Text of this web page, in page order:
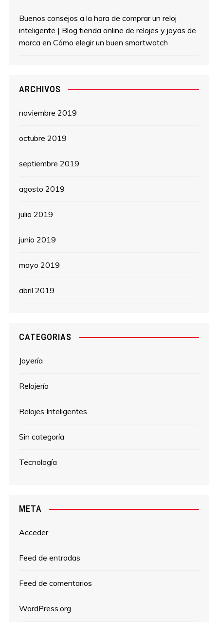
Buenos consejos a la hora de comprar un reloj
inteligente | Blog tienda online de relojes y joyas de
marca enCómo elegir un buen smartwatch
ARCHIVOS
noviembre 2019
octubre 2019
septiembre 2019
agosto 2019
julio 2019
junio 2019
mayo 2019
abril 2019
CATEGORÍAS
Joyería
Relojería
Relojes Inteligentes
Sin categoría
Tecnología
META
Acceder
Feed de entradas
Feed de comentarios
WordPress.org